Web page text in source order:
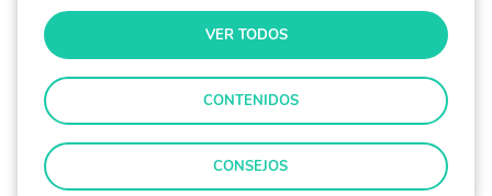
VER TODOS
CONTENIDOS
CONSEJOS